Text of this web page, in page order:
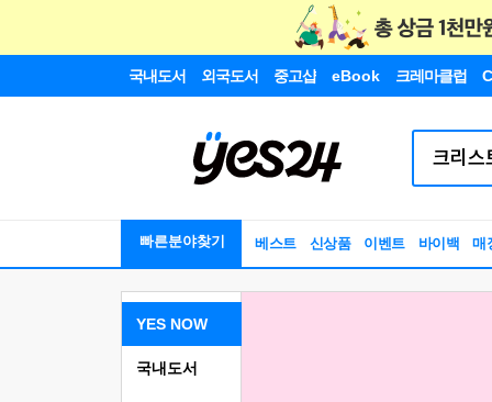
국내도서 외국도서 중고샵 eBook 크레마클럽
빠른분야찾기 베스트 신상품 이벤트 바이백 매
YES NOW
국내도서